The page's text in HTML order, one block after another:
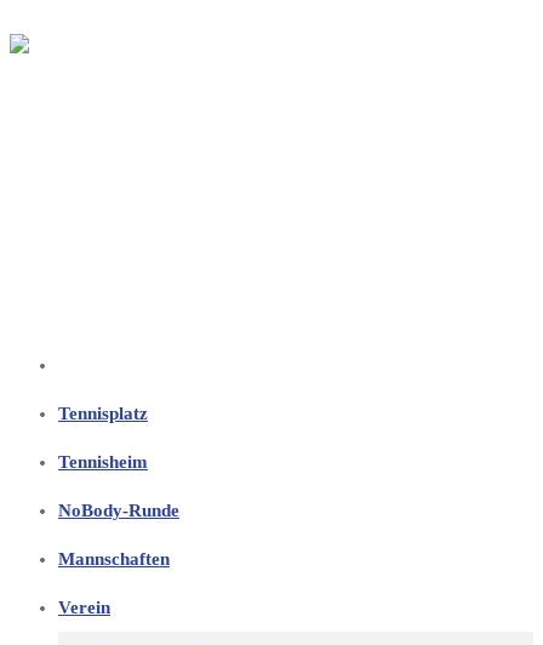
Tennisplatz
Tennisheim
NoBody-Runde
Mannschaften
Verein